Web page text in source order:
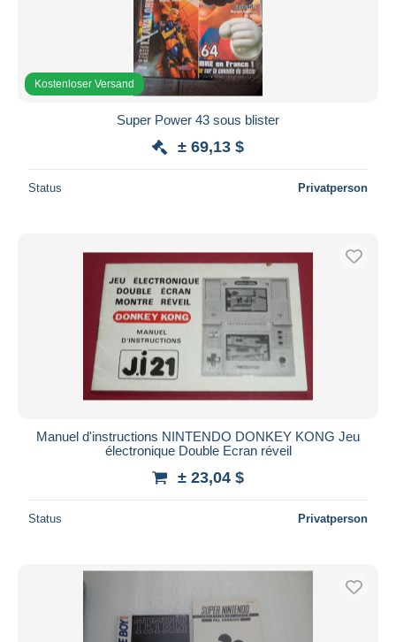
Kostenloser Versand
Super Power 43 sous blister
± 69,13 $
Status Privatperson
Manuel d'instructions NINTENDO DONKEY KONG Jeu
électronique Double Ecran réveil
± 23,04 $
Status Privatperson